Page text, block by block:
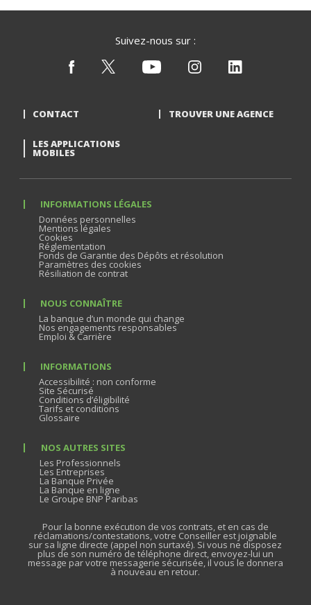
Suivez-nous sur :
CONTACT TROUVER UNE AGENCE
LES APPLICATIONS
MOBILES
INFORMATIONS LÉGALES
Données personnelles
Mentions légales
Cookies
Réglementation
Fonds de Garantie des Dépôts et résolution
Paramètres des cookies
Résiliation de contrat
NOUS CONNAÎTRE
La banque d’un monde qui change
Nos engagements responsables
Emploi & Carrière
INFORMATIONS
Accessibilité : non conforme
Site Sécurisé
Conditions d’éligibilité
Tarifs et conditions
Glossaire
NOS AUTRES SITES
Les Professionnels
Les Entreprises
La Banque Privée
La Banque en ligne
Le Groupe BNP Paribas
Pour la bonne exécution de vos contrats, et en cas de
réclamations/contestations, votre Conseiller est joignable
sur sa ligne directe (appel non surtaxé). Si vous ne disposez
plus de son numéro de téléphone direct, envoyez-lui un
message par votre messagerie sécurisée, il vous le donnera
à nouveau en retour.